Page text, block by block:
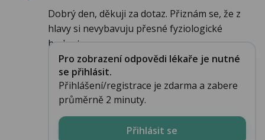
Dobrý den, děkuji za dotaz. Přiznám se, že z
hlavy si nevybavuju přesné fyziologické
hodnoty...
Pro zobrazení odpovědi lékaře je nutné
se přihlásit.
Přihlášení/registrace je zdarma a zabere
průměrně 2 minuty.
Přihlásit se